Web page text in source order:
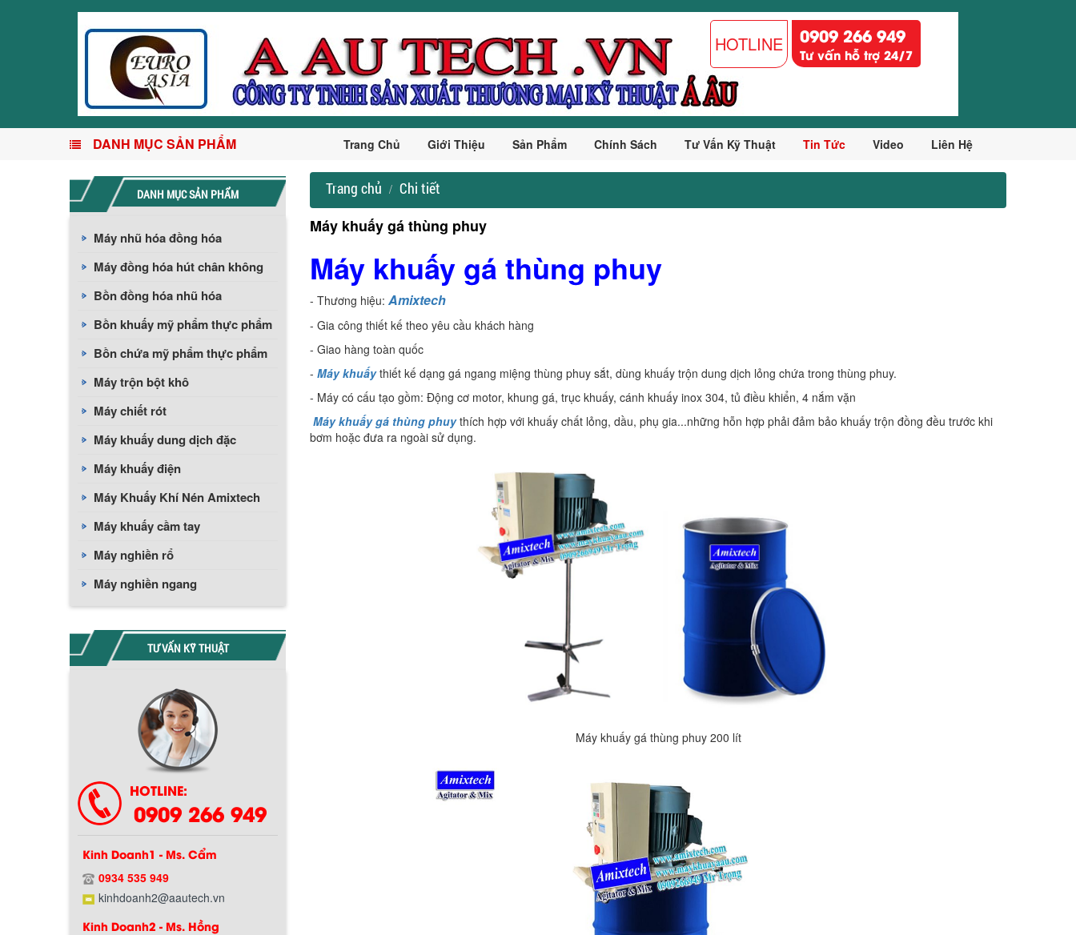
HOTLINE 0909 266 949
Tư vấn hỗ trợ 24/7
DANH MỤC SẢN PHẨM Trang Chủ Giới Thiệu Sản Phẩm Chính Sách Tư Vấn Kỹ Thuật Tin Tức Video Liên Hệ
DANH MỤC SẢN PHẨM
Máy nhũ hóa đồng hóa
Máy đồng hóa hút chân không
Bồn đồng hóa nhũ hóa
Bồn khuấy mỹ phẩm thực phẩm
Bồn chứa mỹ phẩm thực phẩm
Máy trộn bột khô
Máy chiết rót
Máy khuấy dung dịch đặc
Máy khuấy điện
Máy Khuấy Khí Nén Amixtech
Máy khuấy cầm tay
Máy nghiền rổ
Máy nghiền ngang
TƯ VẤN KỸ THUẬT
HOTLINE:
0909 266 949
Kinh Doanh1 - Ms. Cẩm
0934 535 949
kinhdoanh2@aautech.vn
Kinh Doanh2 - Ms. Hồng
Chính sách bảo hành
Trang chủ Chi tiết
Máy khuấy gá thùng phuy
Máy khuấy gá thùng phuy
- Thương hiệu: Amixtech
- Gia công thiết kế theo yêu cầu khách hàng
- Giao hàng toàn quốc
- Máy khuấythiết kế dạng gá ngang miệng thùng phuy sắt, dùng khuấy trộn dung dịch lỏng chứa trong thùng phuy.
- Máy có cấu tạo gồm: Động cơ motor, khung gá, trục khuấy, cánh khuấy inox 304, tủ điều khiển, 4 nắm vặn
Máy khuấygá thùng phuythích hợp với khuấy chất lỏng, dầu, phụ gia...những hỗn hợp phải đảm bảo khuấy trộn đồng đều trước khi
bơm hoặc đưa ra ngoài sử dụng.
Máy khuấy gá thùng phuy 200 lít